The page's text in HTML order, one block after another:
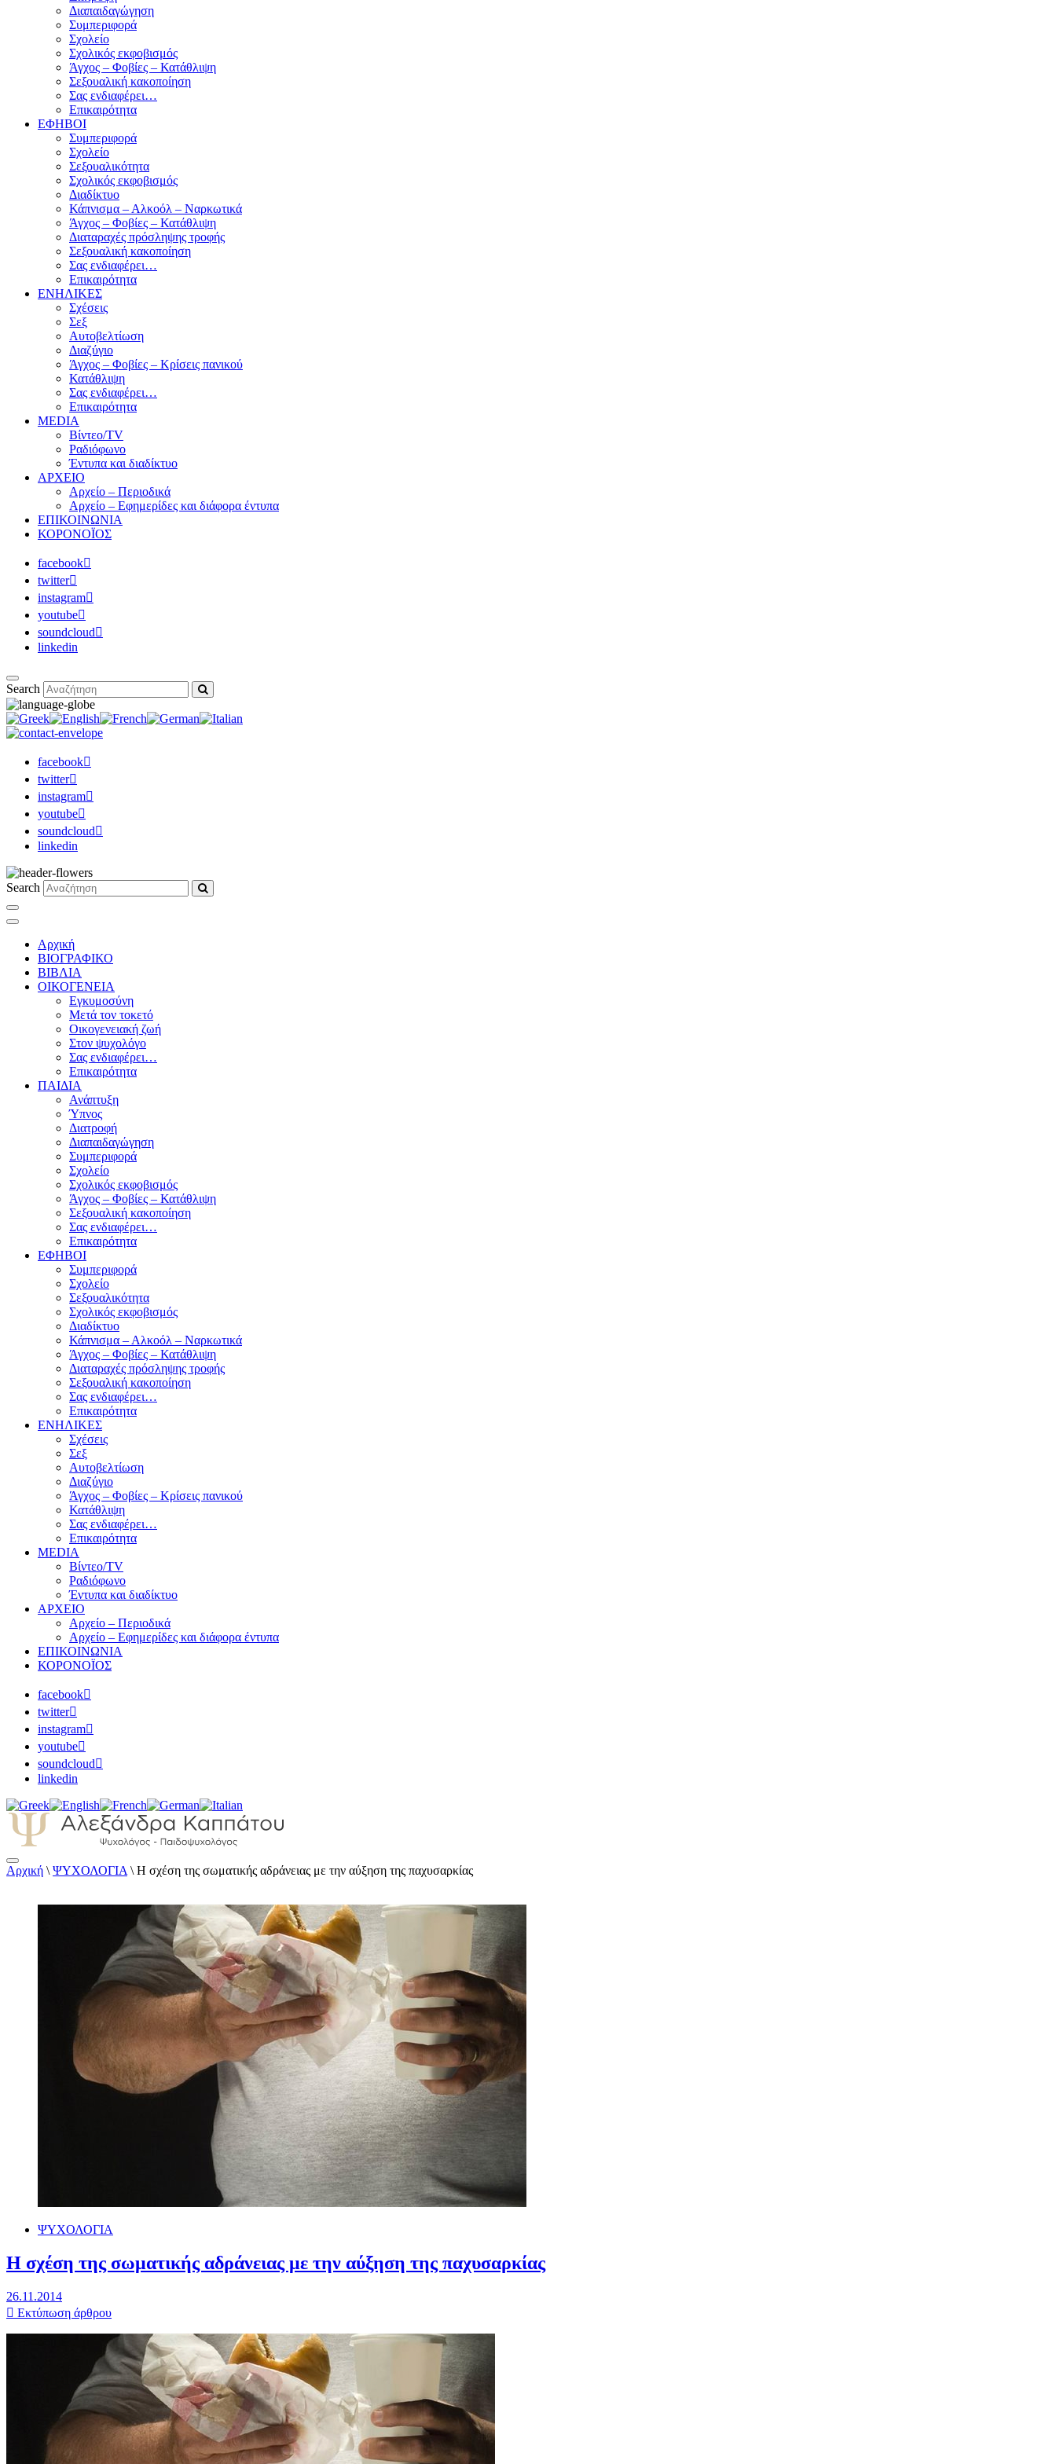
Διαπαιδαγώγηση
Συμπεριφορά
Σχολείο
Σχολικός εκφοβισμός
Άγχος – Φοβίες – Κατάθλιψη
Σεξουαλική κακοποίηση
Σας ενδιαφέρει…
Επικαιρότητα
ΕΦΗΒΟΙ
Συμπεριφορά
Σχολείο
Σεξουαλικότητα
Σχολικός εκφοβισμός
Διαδίκτυο
Κάπνισμα – Αλκοόλ – Ναρκωτικά
Άγχος – Φοβίες – Κατάθλιψη
Διαταραχές πρόσληψης τροφής
Σεξουαλική κακοποίηση
Σας ενδιαφέρει…
Επικαιρότητα
ΕΝΗΛΙΚΕΣ
Σχέσεις
Σεξ
Αυτοβελτίωση
Διαζύγιο
Άγχος – Φοβίες – Κρίσεις πανικού
Κατάθλιψη
Σας ενδιαφέρει…
Επικαιρότητα
MEDIA
Βίντεο/TV
Ραδιόφωνο
Έντυπα και διαδίκτυο
ΑΡΧΕΙΟ
Αρχείο – Περιοδικά
Αρχείο – Εφημερίδες και διάφορα έντυπα
ΕΠΙΚΟΙΝΩΝΙΑ
ΚΟΡΟΝΟΪΟΣ
facebook
twitter
instagram
youtube
soundcloud
linkedin
Search
facebook
twitter
instagram
youtube
soundcloud
linkedin
Search
Αρχική
ΒΙΟΓΡΑΦΙΚΟ
ΒΙΒΛΙΑ
ΟΙΚΟΓΕΝΕΙΑ
Εγκυμοσύνη
Μετά τον τοκετό
Οικογενειακή ζωή
Στον ψυχολόγο
Σας ενδιαφέρει…
Επικαιρότητα
ΠΑΙΔΙΑ
Ανάπτυξη
Ύπνος
Διατροφή
Διαπαιδαγώγηση
Συμπεριφορά
Σχολείο
Σχολικός εκφοβισμός
Άγχος – Φοβίες – Κατάθλιψη
Σεξουαλική κακοποίηση
Σας ενδιαφέρει…
Επικαιρότητα
ΕΦΗΒΟΙ
Συμπεριφορά
Σχολείο
Σεξουαλικότητα
Σχολικός εκφοβισμός
Διαδίκτυο
Κάπνισμα – Αλκοόλ – Ναρκωτικά
Άγχος – Φοβίες – Κατάθλιψη
Διαταραχές πρόσληψης τροφής
Σεξουαλική κακοποίηση
Σας ενδιαφέρει…
Επικαιρότητα
ΕΝΗΛΙΚΕΣ
Σχέσεις
Σεξ
Αυτοβελτίωση
Διαζύγιο
Άγχος – Φοβίες – Κρίσεις πανικού
Κατάθλιψη
Σας ενδιαφέρει…
Επικαιρότητα
MEDIA
Βίντεο/TV
Ραδιόφωνο
Έντυπα και διαδίκτυο
ΑΡΧΕΙΟ
Αρχείο – Περιοδικά
Αρχείο – Εφημερίδες και διάφορα έντυπα
ΕΠΙΚΟΙΝΩΝΙΑ
ΚΟΡΟΝΟΪΟΣ
facebook
twitter
instagram
youtube
soundcloud
linkedin
Αλεξάνδρα Καππάτου Ψυχολόγος – Παιδοψυχολόγος
Αρχική \ ΨΥΧΟΛΟΓΙΑ \ Η σχέση της σωματικής αδράνειας με την αύξηση της παχυσαρκίας
ΨΥΧΟΛΟΓΙΑ
Η σχέση της σωματικής αδράνειας με την αύξηση της παχυσαρκίας
26.11.2014
Εκτύπωση άρθρου